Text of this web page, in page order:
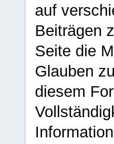
auf
Beiträgen
Seite die
Glauben
diesem